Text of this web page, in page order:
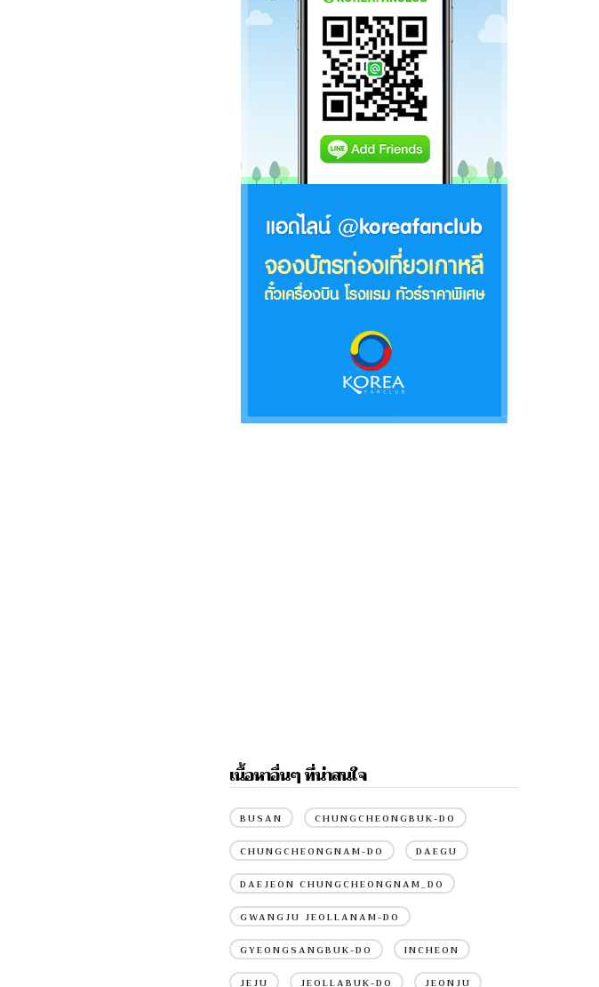
เนื้อหาอื่นๆ ที่น่าสนใจ
BUSAN CHUNGCHEONGBUK-DO
CHUNGCHEONGNAM-DO DAEGU
DAEJEON CHUNGCHEONGNAM_DO
GWANGJU JEOLLANAM-DO
GYEONGSANGBUK-DO INCHEON
JEJU JEOLLABUK-DO JEONJU